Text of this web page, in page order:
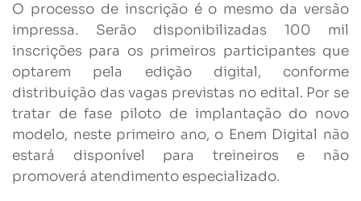
O processo de inscrição é o mesmo da versão
impressa. Serão disponibilizadas 100 mil
inscrições para os primeiros participantes que
optarem pela edição digital, conforme
distribuição das vagas previstas no edital. Por se
tratar de fase piloto de implantação do novo
modelo, neste primeiro ano, o Enem Digital não
estará disponível para treineiros e não
promoverá atendimento especializado.